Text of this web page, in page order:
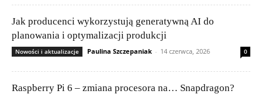
Jak producenci wykorzystują generatywną AI do
planowania i optymalizacji produkcji
Nowości i aktualizacje Paulina Szczepaniak - 14 czerwca, 2026 0
Raspberry Pi 6 – zmiana procesora na… Snapdragon?